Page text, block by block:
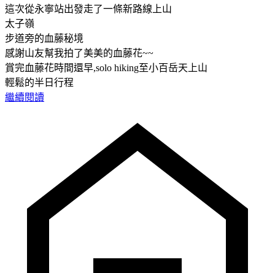
這次從永寧站出發走了一條新路線上山
太子嶺
步道旁的血藤秘境
感謝山友幫我拍了美美的血藤花~~
賞完血藤花時間還早,solo hiking至小百岳天上山
輕鬆的半日行程
繼續閱讀